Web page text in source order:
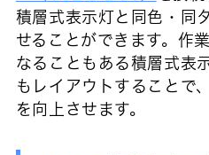
積層式表示灯と同色・同
せることができます。作
なることもある積層式表
もレイアウトすることで
を向上させます。